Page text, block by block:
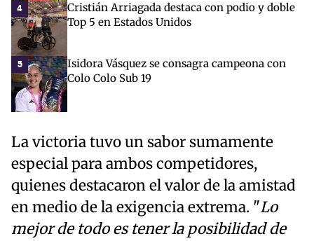
4
Cristián Arriagada destaca con podio y doble
Top 5 en Estados Unidos
5
Isidora Vásquez se consagra campeona con
Colo Colo Sub 19
La victoria tuvo un sabor sumamente
especial para ambos competidores,
quienes destacaron el valor de la amistad
en medio de la exigencia extrema. "Lo
mejor de todo es tener la posibilidad de